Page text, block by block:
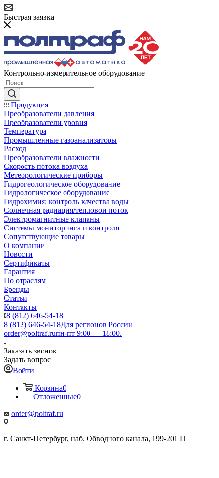
Быстрая заявка
Контрольно-измерительное оборудование
Продукция
Преобразователи давления
Преобразователи уровня
Температура
Промышленные газоанализаторы
Расход
Преобразователи влажности
Скорость потока воздуха
Метеорологические приборы
Гидрогеологическое оборудование
Гидрологическое оборудование
Гидрохимия: контроль качества воды
Солнечная радиация/тепловой поток
Электромагнитные клапаны
Системы мониторинга и контроля
Сопутствующие товары
О компании
Новости
Сертификаты
Гарантия
По отраслям
Бренды
Статьи
Контакты
8 (812) 646-54-18
8 (812) 646-54-18Для регионов России
order@poltraf.ruпн-пт 9:00 — 18:00.
Заказать звонок
Задать вопрос
Войти
Корзина0
Отложенные0
order@poltraf.ru
г. Санкт-Петербург, наб. Обводного канала, 199-201 П